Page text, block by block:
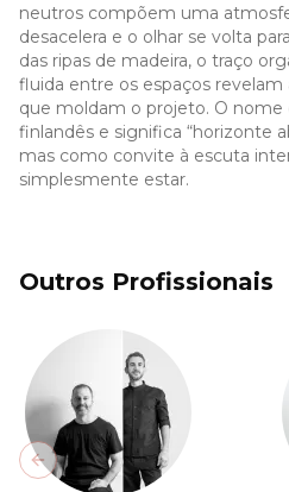
neutros compõem uma
desacelera e o olhar se volta
das ripas de madeira, o traço
fluida entre os espaços
que moldam o projeto. O
finlandês e significa “horizonte
mas como convite à escuta
simplesmente estar.
Outros Profissionais
Previous slide